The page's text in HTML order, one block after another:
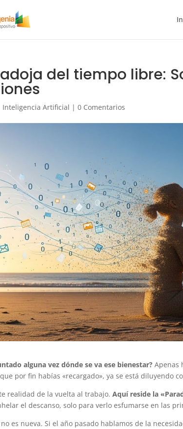
del tiempo libre:
Inteligencia Artificial |0 Comentarios
alguna vez dónde se va ese bienestar? Apenas
por fin habías «recargado», ya se está diluyendo
realidad de la vuelta al trabajo.Aquí reside la
el descanso, solo para verlo esfumarse en las
es nueva. Si el año pasado hablamos de la